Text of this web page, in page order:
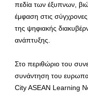
πεδία των έξυπνων,
έμφαση στις
της ψηφιακής
ανάπτυξης.
Στο περιθώριο του
συνάντηση του
City ASEAN Learning